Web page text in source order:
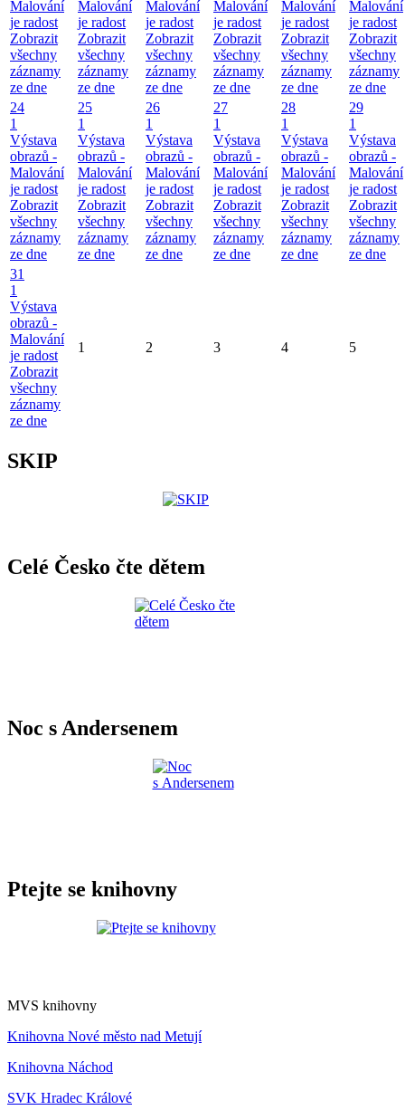
Malování
je radost
Zobrazit
všechny
záznamy
ze dne
Malování
je radost
Zobrazit
všechny
záznamy
ze dne
Malování
je radost
Zobrazit
všechny
záznamy
ze dne
Malování
je radost
Zobrazit
všechny
záznamy
ze dne
Malování
je radost
Zobrazit
všechny
záznamy
ze dne
Malování
je radost
Zobrazit
všechny
záznamy
ze dne
24
1
Výstava
obrazů -
Malování
je radost
Zobrazit
všechny
záznamy
ze dne
25
1
Výstava
obrazů -
Malování
je radost
Zobrazit
všechny
záznamy
ze dne
26
1
Výstava
obrazů -
Malování
je radost
Zobrazit
všechny
záznamy
ze dne
27
1
Výstava
obrazů -
Malování
je radost
Zobrazit
všechny
záznamy
ze dne
28
1
Výstava
obrazů -
Malování
je radost
Zobrazit
všechny
záznamy
ze dne
29
1
Výstava
obrazů -
Malování
je radost
Zobrazit
všechny
záznamy
ze dne
31
1
Výstava
obrazů -
Malování
je radost
Zobrazit
všechny
záznamy
ze dne
1 2 3 4 5
SKIP
Celé Česko čte dětem
Noc s Andersenem
Ptejte se knihovny
MVS knihovny
Knihovna Nové město nad Metují
Knihovna Náchod
SVK Hradec Králové